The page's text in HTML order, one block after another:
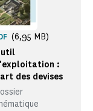
:
des devises
(6,95 MB)